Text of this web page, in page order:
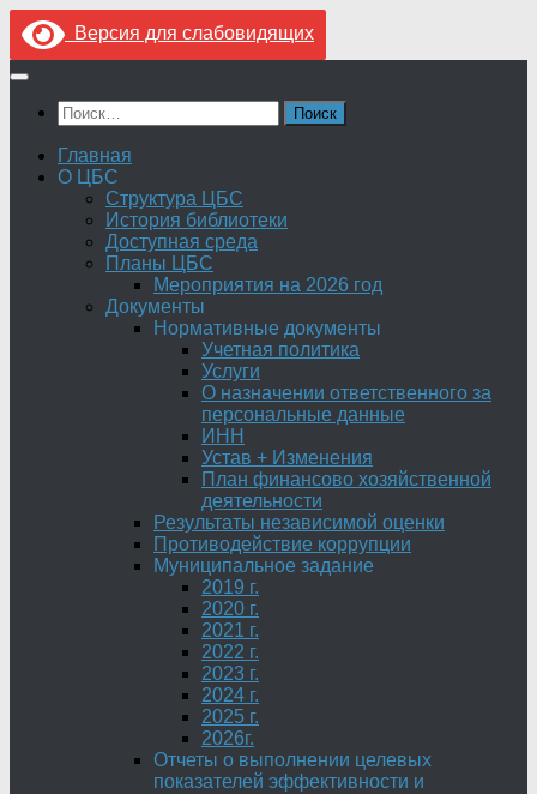
Версия для слабовидящих
Перейти
содержимому
Найти:
Главная
О ЦБС
Структура ЦБС
История библиотеки
Доступная среда
Планы ЦБС
Мероприятия на 2026 год
Документы
Нормативные документы
Учетная политика
Услуги
О назначении ответственного за
персональные данные
ИНН
Устав + Изменения
План финансово хозяйственной
деятельности
Результаты независимой оценки
Противодействие коррупции
Муниципальное задание
2019 г.
2020 г.
2021 г.
2022 г.
2023 г.
2024 г.
2025 г.
2026г.
Отчеты о выполнении целевых
показателей эффективности и